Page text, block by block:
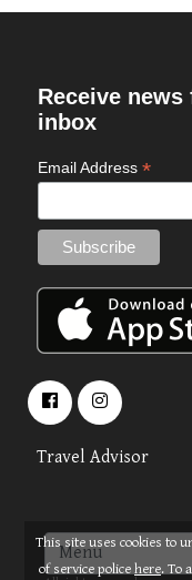
Receive
inbox
Email Address *
Travel Advisor
© 2026 OPUS TRAVEL
This site uses cookies to
of service police here. To